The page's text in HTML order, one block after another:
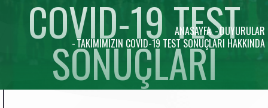
COVID-19 TEST
SONUÇLARI
ANASAYFA
DUYURULAR
TAKIMIMIZIN COVID-19 TEST SONUÇLARI HAKKINDA